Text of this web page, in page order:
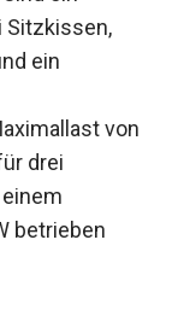
ein
für drei
betrieben